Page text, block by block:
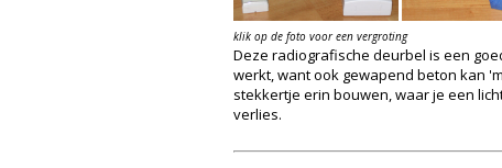
klik op de foto voor een vergroting
Deze radiografische deurbel is een
werkt, want ook gewapend beton kan
stekkertje erin bouwen, waar je een
verlies.